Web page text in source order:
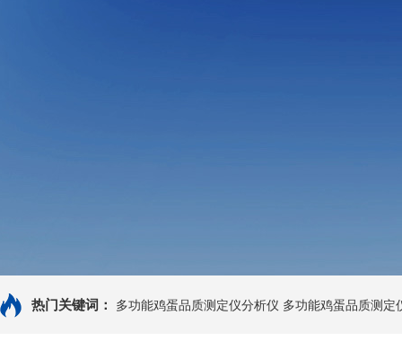
热门关键词： 多功能鸡蛋品质测定仪分析仪 多功能鸡蛋品质测定